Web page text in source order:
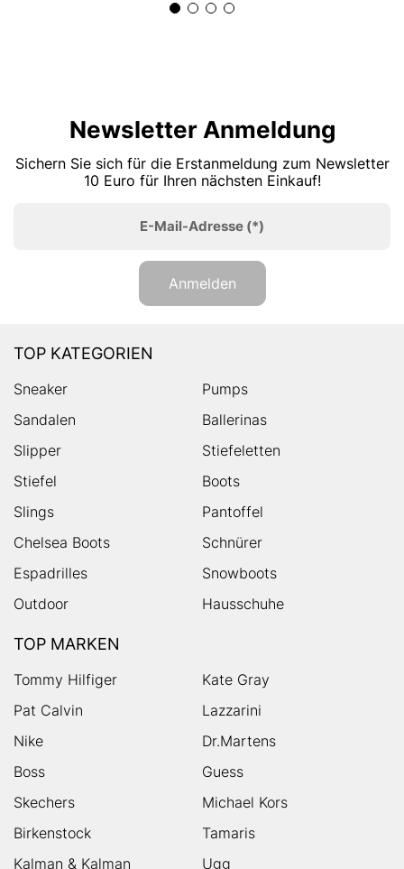
Newsletter Anmeldung
Sichern Sie sich für die Erstanmeldung zum Newsletter
10 Euro für Ihren nächsten Einkauf!
E-Mail-Adresse (*)
Anmelden
TOP KATEGORIEN
Sneaker
Pumps
Sandalen
Ballerinas
Slipper
Stiefeletten
Stiefel
Boots
Slings
Pantoffel
Chelsea Boots
Schnürer
Espadrilles
Snowboots
Outdoor
Hausschuhe
TOP MARKEN
Tommy Hilfiger
Kate Gray
Pat Calvin
Lazzarini
Nike
Dr.Martens
Boss
Guess
Skechers
Michael Kors
Birkenstock
Tamaris
Kalman & Kalman
Ugg